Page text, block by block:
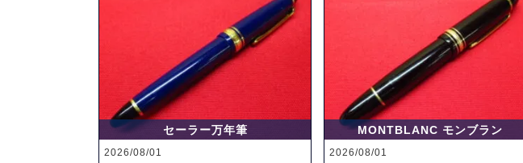
セーラー万年筆
2026/08/01
MONTBLANC モンブラン
2026/08/01